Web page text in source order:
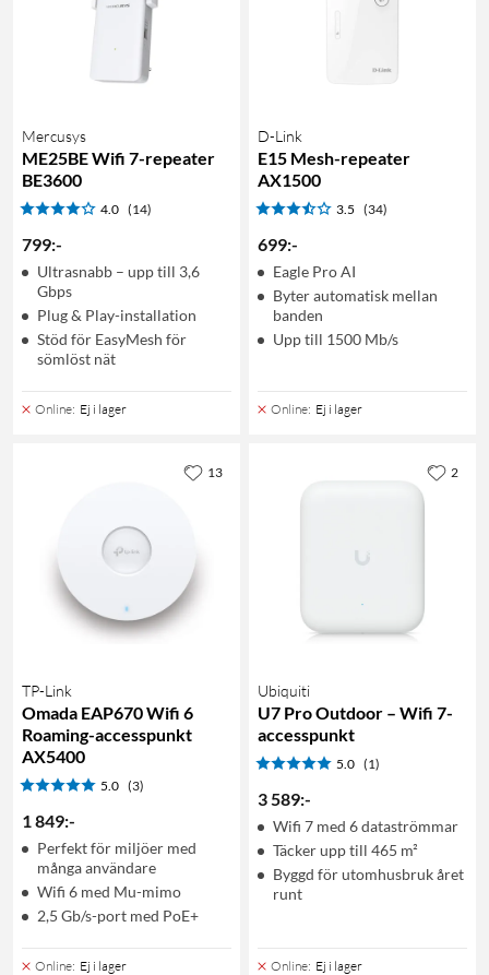
Mercusys
ME25BE Wifi 7-repeater
BE3600
4.0 (14)
799:-
Ultra­snabb – upp till 3,6
Gbps
Plug & Play-installation
Stöd för EasyMesh för
sömlöst nät
Online: Ej i lager
D-Link
E15 Mesh-repeater
AX1500
3.5 (34)
699:-
Eagle Pro AI
Byter automatisk mellan
banden
Upp till 1500 Mb/s
Online: Ej i lager
TP-Link
Omada EAP670 Wifi 6
Roaming-accesspunkt
AX5400
5.0 (3)
1 849:-
Perfekt för miljöer med
många användare
Wifi 6 med Mu-mimo
2,5 Gb/s-port med PoE+
Online: Ej i lager
13
Ubiquiti
U7 Pro Outdoor – Wifi 7-
accesspunkt
5.0 (1)
3 589:-
Wifi 7 med 6 dataströmmar
Täcker upp till 465 m²
Byggd för utomhusbruk året
runt
Online: Ej i lager
2